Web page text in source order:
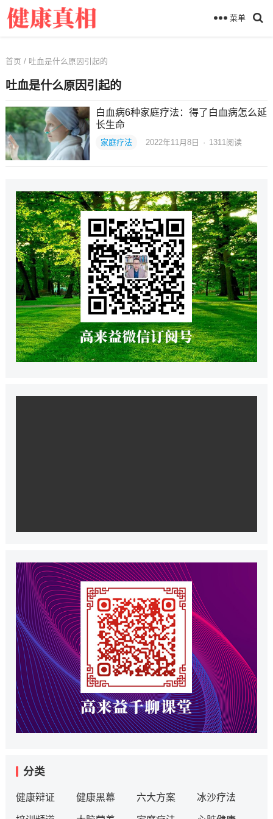
菜单
首页 / 吐血是什么原因引起的
吐血是什么原因引起的
白血病6种家庭疗法：得了白血病怎么延
长生命
家庭疗法 2022年11月8日 · 1311 阅读
分类
健康辩证 健康黑幕 六大方案 冰沙疗法